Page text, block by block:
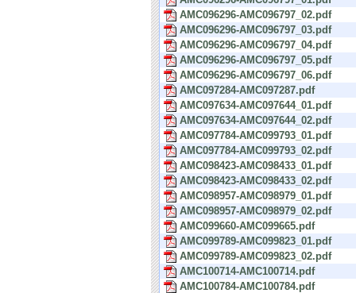
AMC096296-AMC096797_02.pdf
AMC096296-AMC096797_03.pdf
AMC096296-AMC096797_04.pdf
AMC096296-AMC096797_05.pdf
AMC096296-AMC096797_06.pdf
AMC097284-AMC097287.pdf
AMC097634-AMC097644_01.pdf
AMC097634-AMC097644_02.pdf
AMC097784-AMC099793_01.pdf
AMC097784-AMC099793_02.pdf
AMC098423-AMC098433_01.pdf
AMC098423-AMC098433_02.pdf
AMC098957-AMC098979_01.pdf
AMC098957-AMC098979_02.pdf
AMC099660-AMC099665.pdf
AMC099789-AMC099823_01.pdf
AMC099789-AMC099823_02.pdf
AMC100714-AMC100714.pdf
AMC100784-AMC100784.pdf